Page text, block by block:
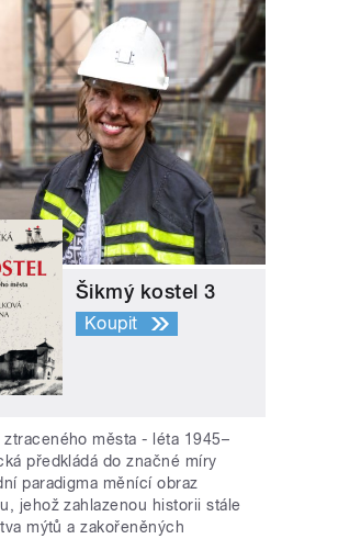
Šikmý kostel 3
Koupit
ztraceného města - léta 1945–
předkládá do značné míry
paradigma měnící obraz
jehož zahlazenou historii stále
mýtů a zakořeněných